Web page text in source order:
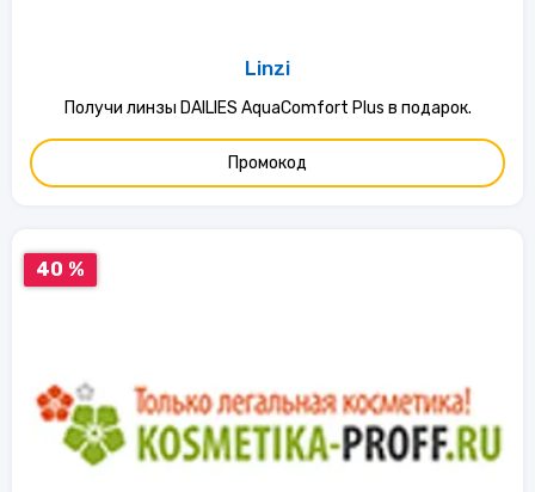
Linzi
Получи линзы DAILIES AquaComfort Plus в подарок.
Промокод
40 %